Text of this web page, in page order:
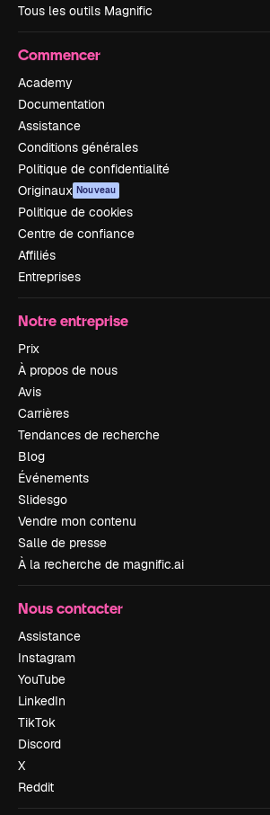
Tous les outils Magnific
Commencer
Academy
Documentation
Assistance
Conditions générales
Politique de confidentialité
Originaux Nouveau
Politique de cookies
Centre de confiance
Affiliés
Entreprises
Notre entreprise
Prix
À propos de nous
Avis
Carrières
Tendances de recherche
Blog
Événements
Slidesgo
Vendre mon contenu
Salle de presse
À la recherche de magnific.ai
Nous contacter
Assistance
Instagram
YouTube
LinkedIn
TikTok
Discord
X
Reddit